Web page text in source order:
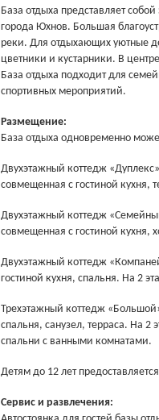
База отдыха представляет
города Юхнов. Большая
реки. Для отдыхающих уютные
цветники и кустарники. В
База отдыха подходит для
спортивных мероприятий.
Размещение:
База отдыха одновременно
Двухэтажный коттедж
совмещенная с гостиной кухня,
Двухэтажный коттедж
совмещенная с гостиной кухня,
Двухэтажный коттедж
гостиной кухня, спальня. На 2
Трехэтажный коттедж
спальня, санузел, терраса. На
спальни с ванными комнатами.
Детям до 12 лет
Сервис и развлечения: